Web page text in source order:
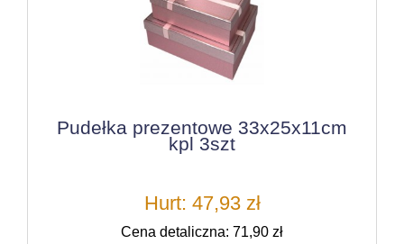
Pudełka prezentowe 33x25x11cm
kpl 3szt
Hurt: 47,93 zł
Cena detaliczna: 71,90 zł